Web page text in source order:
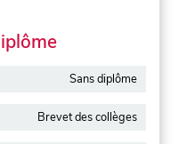
Sans diplôme
Brevet des collèges